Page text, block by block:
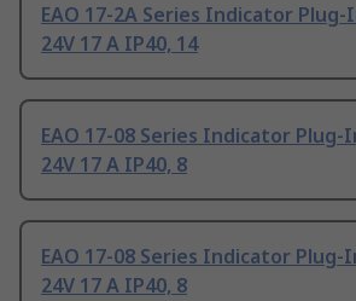
EAO 17-2A Series Indicator
24V 17 A IP40, 14
EAO 17-08 Series Indicator
24V 17 A IP40, 8
EAO 17-08 Series Indicator
24V 17 A IP40, 8